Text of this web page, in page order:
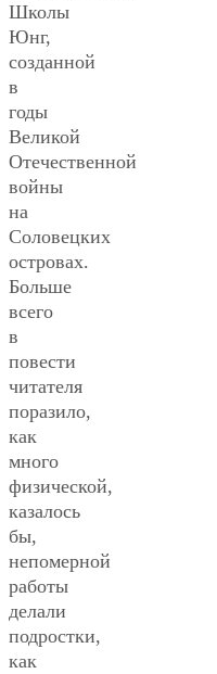
Школы
Юнг,
созданной
в
годы
Великой
Отечественной
войны
на
Соловецких
островах.
Больше
всего
в
повести
читателя
поразило,
как
много
физической,
казалось
бы,
непомерной
работы
делали
подростки,
как